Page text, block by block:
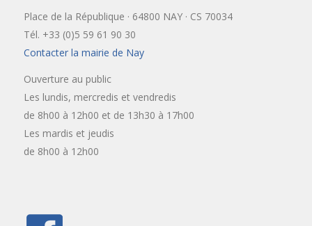
Place de la République · 64800 NAY · CS 70034
Tél. +33 (0)5 59 61 90 30
Contacter la mairie de Nay
Ouverture au public
Les lundis, mercredis et vendredis
de 8h00 à 12h00 et de 13h30 à 17h00
Les mardis et jeudis
de 8h00 à 12h00